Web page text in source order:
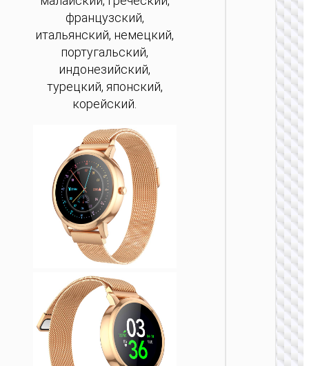
французский,
итальянский, немецкий,
португальский,
индонезийский,
турецкий, японский,
корейский.
“Y1